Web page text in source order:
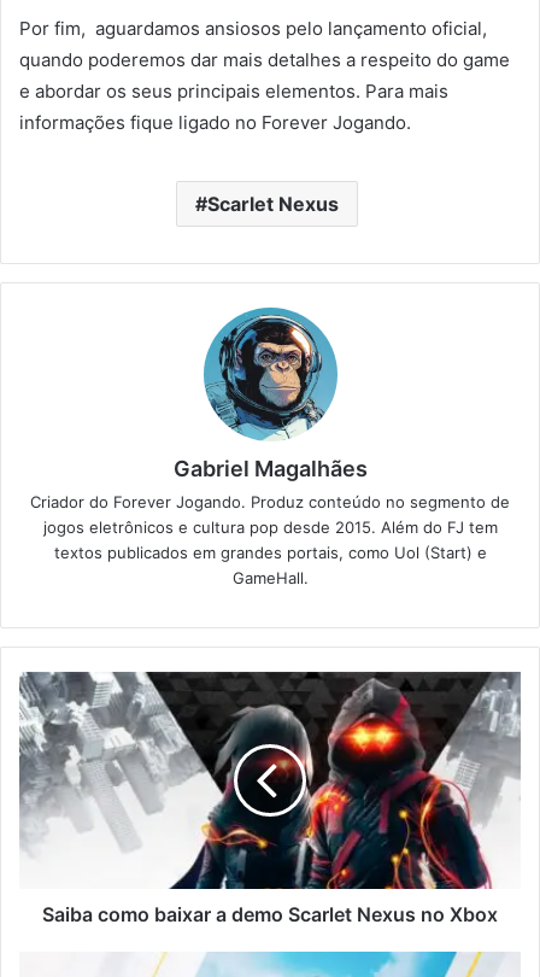
Por fim, aguardamos ansiosos pelo lançamento oficial,
quando poderemos dar mais detalhes a respeito do game
e abordar os seus principais elementos. Para mais
informações fique ligado no Forever Jogando.
Scarlet Nexus
Gabriel Magalhães
Criador do Forever Jogando. Produz conteúdo no segmento de
jogos eletrônicos e cultura pop desde 2015. Além do FJ tem
textos publicados em grandes portais, como Uol (Start) e
GameHall.
Saiba como baixar a demo Scarlet Nexus no Xbox